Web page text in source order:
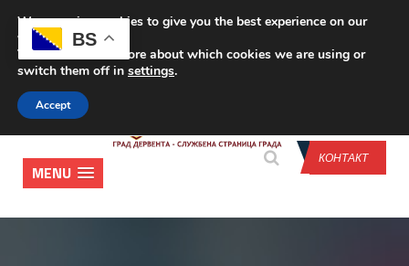
CONTACT US
КОНТАКТ
MENU
BS
We are using cookies to give you the best experience on our
website.
You can find out more about which cookies we are using or
switch them off in settings.
Accept